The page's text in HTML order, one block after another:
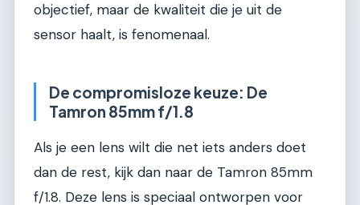
objectief, maar de kwaliteit die je uit de
sensor haalt, is fenomenaal.
De compromisloze keuze: De
Tamron 85mm f/1.8
Als je een lens wilt die net iets anders doet
dan de rest, kijk dan naar de Tamron 85mm
f/1.8. Deze lens is speciaal ontworpen voor